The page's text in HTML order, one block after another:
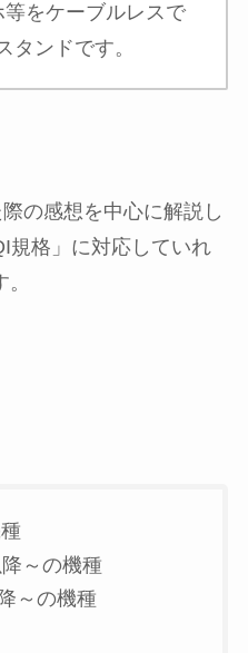
をケーブルレスで
タンドです。
の感想を中心に解説し
規格」に対応していれ
～の機種
～の機種